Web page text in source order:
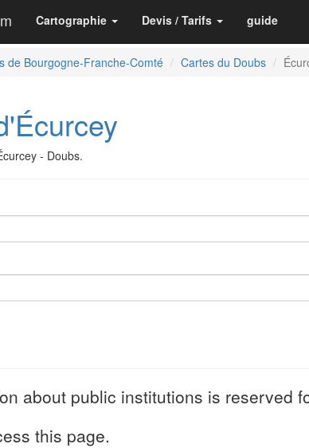
Cartographie Devis / Tarifs guide
de Bourgogne-Franche-Comté Cartes du Doubs
- Doubs.
about public institutions is reserved
this page.